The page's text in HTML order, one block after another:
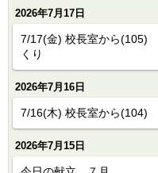
2026年7月17日
7/17(金) 校長室から(105)
くり
2026年7月16日
7/16(木) 校長室から(104)
2026年7月15日